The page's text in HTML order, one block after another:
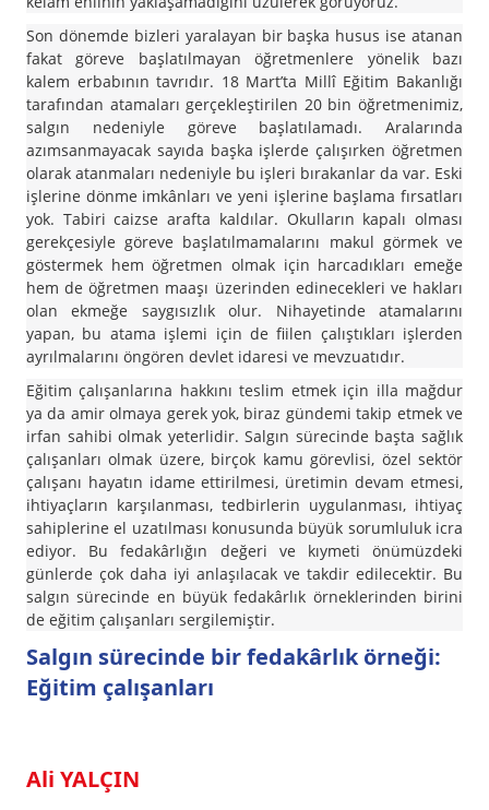
Salgın sürecinde bir fedakârlık örneği:
Eğitim çalışanları
Ali YALÇIN
Son dönemde bizleri yaralayan bir başka husus ise atanan
fakat göreve başlatılmayan öğretmenlere yönelik bazı
kalem erbabının tavrıdır. 18 Mart’ta Millî Eğitim Bakanlığı
tarafından atamaları gerçekleştirilen 20 bin öğretmenimiz,
salgın nedeniyle göreve başlatılamadı. Aralarında
azımsanmayacak sayıda başka işlerde çalışırken öğretmen
olarak atanmaları nedeniyle bu işleri bırakanlar da var. Eski
işlerine dönme imkânları ve yeni işlerine başlama fırsatları
yok. Tabiri caizse arafta kaldılar. Okulların kapalı olması
gerekçesiyle göreve başlatılmamalarını makul görmek ve
göstermek hem öğretmen olmak için harcadıkları emeğe
hem de öğretmen maaşı üzerinden edinecekleri ve hakları
olan ekmeğe saygısızlık olur. Nihayetinde atamalarını
yapan, bu atama işlemi için de fiilen çalıştıkları işlerden
ayrılmalarını öngören devlet idaresi ve mevzuatıdır.
Eğitim çalışanlarına hakkını teslim etmek için illa mağdur
ya da amir olmaya gerek yok, biraz gündemi takip etmek ve
irfan sahibi olmak yeterlidir. Salgın sürecinde başta sağlık
çalışanları olmak üzere, birçok kamu görevlisi, özel sektör
çalışanı hayatın idame ettirilmesi, üretimin devam etmesi,
ihtiyaçların karşılanması, tedbirlerin uygulanması, ihtiyaç
sahiplerine el uzatılması konusunda büyük sorumluluk icra
ediyor. Bu fedakârlığın değeri ve kıymeti önümüzdeki
günlerde çok daha iyi anlaşılacak ve takdir edilecektir. Bu
salgın sürecinde en büyük fedakârlık örneklerinden birini
de eğitim çalışanları sergilemiştir.